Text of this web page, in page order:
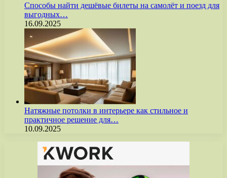
Способы найти дешёвые билеты на самолёт и поезд для
выгодных…
16.09.2025
Натяжные потолки в интерьере как стильное и
практичное решение для…
10.09.2025